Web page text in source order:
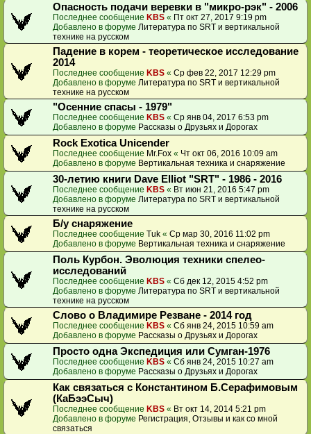
Опасность подачи веревки в "микро-рэк" - 2006
Последнее сообщение KBS « Пт окт 27, 2017 9:19 pm
Добавлено в форуме Литература по SRT и вертикальной
технике на русском
Падение в корем - теоретическое исследование
2014
Последнее сообщение KBS « Ср фев 22, 2017 12:29 pm
Добавлено в форуме Литература по SRT и вертикальной
технике на русском
"Осенние спасы - 1979"
Последнее сообщение KBS « Ср янв 04, 2017 6:53 pm
Добавлено в форуме Рассказы о Друзьях и Дорогах
Rock Exotica Unicender
Последнее сообщение Mr.Fox « Чт окт 06, 2016 10:09 am
Добавлено в форуме Вертикальная техника и снаряжение
30-летию книги Dave Elliot "SRT" - 1986 - 2016
Последнее сообщение KBS « Вт июн 21, 2016 5:47 pm
Добавлено в форуме Литература по SRT и вертикальной
технике на русском
Б/у снаряжение
Последнее сообщение Tuk « Ср мар 30, 2016 11:02 pm
Добавлено в форуме Вертикальная техника и снаряжение
Поль Курбон. Эволюция техники спелео-
исследований
Последнее сообщение KBS « Сб дек 12, 2015 4:52 pm
Добавлено в форуме Литература по SRT и вертикальной
технике на русском
Слово о Владимире Резване - 2014 год
Последнее сообщение KBS « Сб янв 24, 2015 10:59 am
Добавлено в форуме Рассказы о Друзьях и Дорогах
Просто одна Экспедиция или Сумган-1976
Последнее сообщение KBS « Сб янв 24, 2015 10:27 am
Добавлено в форуме Рассказы о Друзьях и Дорогах
Как связаться с Константином Б.Серафимовым
(КаБээСыч)
Последнее сообщение KBS « Вт окт 14, 2014 5:21 pm
Добавлено в форуме Регистрация, Отзывы и как со мной
связаться